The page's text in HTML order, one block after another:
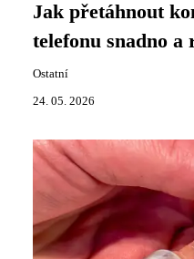
Jak přetáhnout
telefonu snadno a
Ostatní
24. 05. 2026